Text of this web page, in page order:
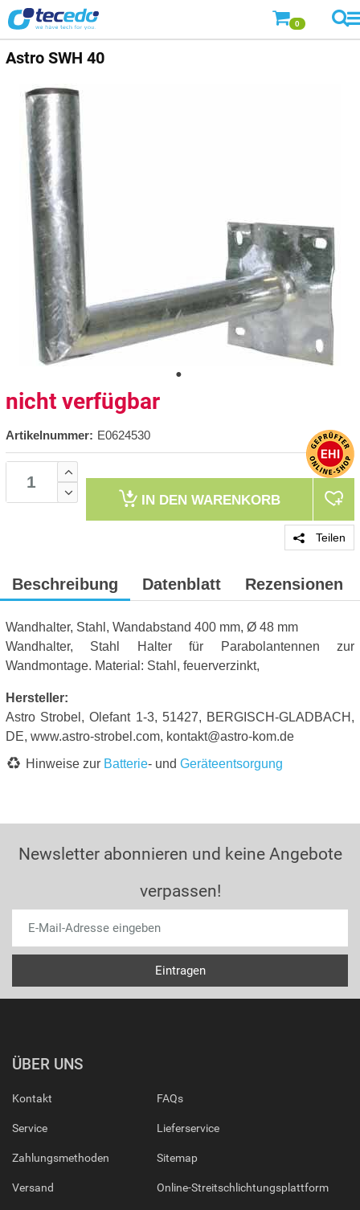
0
Astro SWH 40
nicht verfügbar
Artikelnummer: E0624530
IN DEN WARENKORB
Teilen
Beschreibung Datenblatt Rezensionen
Wandhalter, Stahl, Wandabstand 400 mm, Ø 48 mm
Wandhalter, Stahl Halter für Parabolantennen zur
Wandmontage. Material: Stahl, feuerverzinkt,
Hersteller:
Astro Strobel, Olefant 1-3, 51427, BERGISCH-GLADBACH,
DE, www.astro-strobel.com, kontakt@astro-kom.de
Hinweise zur Batterie- und Geräteentsorgung
Newsletter abonnieren und keine Angebote
verpassen!
ÜBER UNS
Kontakt
Service
Zahlungsmethoden
Versand
FAQs
Lieferservice
Sitemap
Online-Streitschlichtungsplattform